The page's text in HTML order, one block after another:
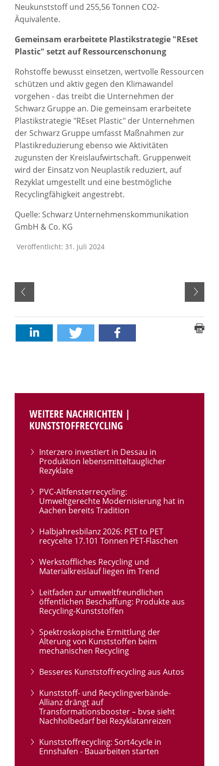
Neukunststoff und 255,56 Tonnen CO2-
Äquivalente.
Gemeinsam erarbeitete Plastikstrategie "REset
Plastic" setzt auf Ressourcenschonung
Rohstoffe bewusst einsetzen, wertvolle Ressourcen
schützen und aktiv gegen den Klimawandel
vorgehen - das treibt die Unternehmen der
Schwarz Gruppe an. Die gemeinsam erarbeitete
Plastikstrategie "REset Plastic" der Unternehmen
der Schwarz Gruppe umfasst Maßnahmen zur
Plastikreduzierung ebenso wie Aktivitäten
zugunsten der Kreislaufwirtschaft. Gruppenweit
wird der Einsatz von Neuplastik reduziert, auf
Rezyklat umgestellt und eine bestmögliche
Recyclingfähigkeit angestrebt.
Quelle: Schwarz Unternehmenskommunikation
GmbH & Co. KG
Veröffentlicht: 31. Juli 2024
WEITERE NACHRICHTEN |
KUNSTSTOFFRECYCLING
Interzero investiert in Dessau in
Produktion lebensmitteltauglicher
Rezyklate
PVC-Altfensterrecycling:
Umweltgerechte Modernisierung hat in
Aachen bereits Tradition
Halbjahresbilanz 2026: PET to PET
recycelte 17.101 Tonnen PET-Flaschen
Werkstoffliches Recycling und
Materialkreislauf liegen im Trend
Leitfaden zur umweltfreundlichen
öffentlichen Beschaffung: Produkte aus
Recycling-Kunststoffen
Spektroskopische Ermittlung der
Alterung von Kunststoffen beim
mechanischen Recycling
Besseres Kunststoffrecycling aus Autos
Kunststoff- und Recyclingverbände-
Allianz drängt auf
Transformationsbooster – bvse sieht
Nachholbedarf bei Rezyklatanreizen
Kunststoffrecycling: Sort4cycle in
Ennshafen - Bauarbeiten starten